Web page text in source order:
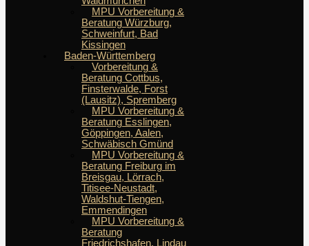
MPU Vorbereitung &
Beratung Würzburg,
Schweinfurt, Bad
Kissingen
Baden-Württemberg
Vorbereitung &
Beratung Cottbus,
Finsterwalde, Forst
(Lausitz), Spremberg
MPU Vorbereitung &
Beratung Esslingen,
Göppingen, Aalen,
Schwäbisch Gmünd
MPU Vorbereitung &
Beratung Freiburg im
Breisgau, Lörrach,
Titisee-Neustadt,
Waldshut-Tiengen,
Emmendingen
MPU Vorbereitung &
Beratung
Friedrichshafen, Lindau